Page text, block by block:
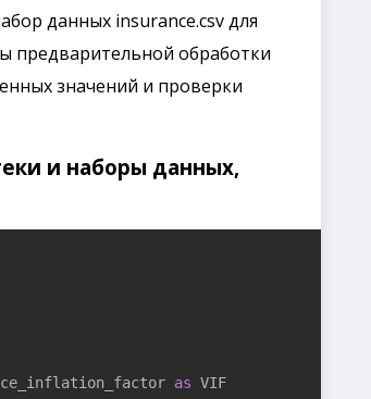
данных insurance.csv для
предварительной обработки
значений и проверки
и наборы данных,
as